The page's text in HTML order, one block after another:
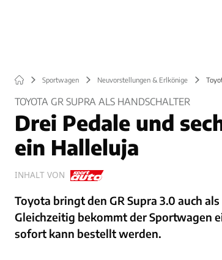
Sportwagen Neuvorstellungen & Erlkönige
TOYOTA GR SUPRA ALS HANDSCHALTER
Drei Pedale und
ein Halleluja
INHALT VON
Toyota bringt den GR Supra 3.0 auch
Gleichzeitig bekommt der Sportwagen
sofort kann bestellt werden.